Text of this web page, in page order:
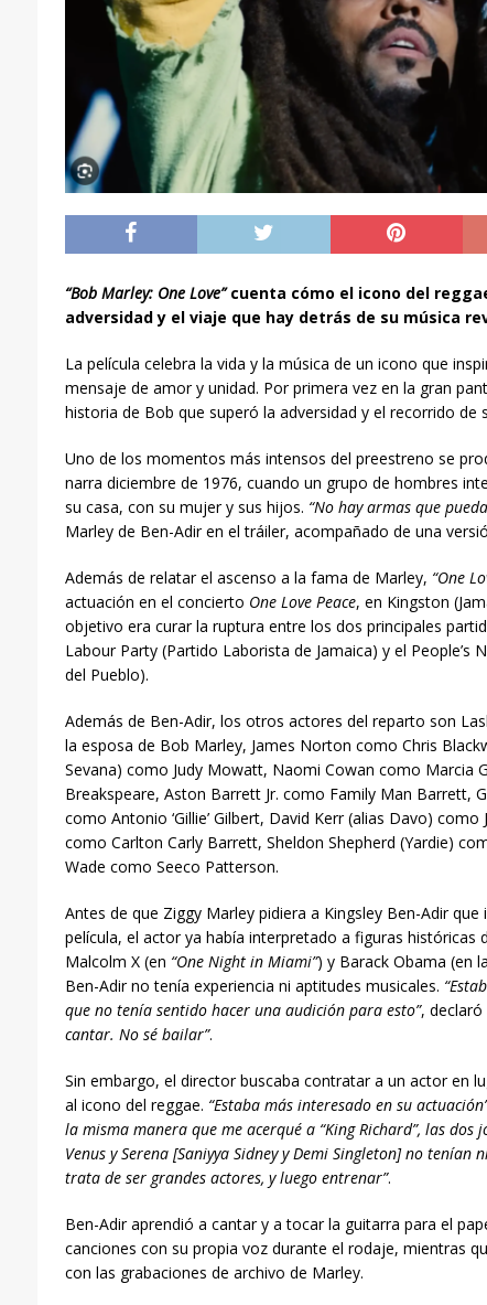
“Bob Marley: One Love”cuenta cómo el icono del
adversidad y el viaje que hay detrás de su música
La película celebra la vida y la música de un icono que
mensaje de amor y unidad. Por primera vez en la gran
historia de Bob que superó la adversidad y el recorrido de
Uno de los momentos más intensos del preestreno se
narra diciembre de 1976, cuando un grupo de hombres
su casa, con su mujer y sus hijos. “No hay armas que
Marley de Ben-Adir en el tráiler, acompañado de una
Además de relatar el ascenso a la fama de Marley, “One
actuación en el concierto One Love Peace, en Kingston
objetivo era curar la ruptura entre los dos principales
Labour Party (Partido Laborista de Jamaica) y el People’s
del Pueblo).
Además de Ben-Adir, los otros actores del reparto son
la esposa de Bob Marley, James Norton como Chris
Sevana) como Judy Mowatt, Naomi Cowan como Marcia
Breakspeare, Aston Barrett Jr. como Family Man Barrett,
como Antonio ‘Gillie’ Gilbert, David Kerr (alias Davo)
como Carlton Carly Barrett, Sheldon Shepherd (Yardie)
Wade como Seeco Patterson.
Antes de que Ziggy Marley pidiera a Kingsley Ben-Adir
película, el actor ya había interpretado a figuras históricas
Malcolm X (en “One Night in Miami”) y Barack Obama (en
Ben-Adir no tenía experiencia ni aptitudes musicales.
que no tenía sentido hacer una audición para esto”, declaró
cantar. No sé bailar”.
Sin embargo, el director buscaba contratar a un actor en
al icono del reggae. “Estaba más interesado en su
la misma manera que me acerqué a “King Richard”, las dos
Venus y Serena [Saniyya Sidney y Demi Singleton] no tenían
trata de ser grandes actores, y luego entrenar”.
Ben-Adir aprendió a cantar y a tocar la guitarra para el
canciones con su propia voz durante el rodaje, mientras
con las grabaciones de archivo de Marley.